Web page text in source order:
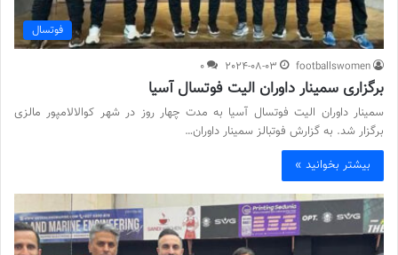
فوتسال
footballswomen
2024-08-03
0
برگزاری سمینار داوران الیت فوتسال آسیا
سمینار داوران الیت فوتسال آسیا به مدت چهار روز در شهر کوالالامپور مالزی
برگزار شد. به گزارش فوتبالز سمینار داوران…
بیشتر بخوانید »